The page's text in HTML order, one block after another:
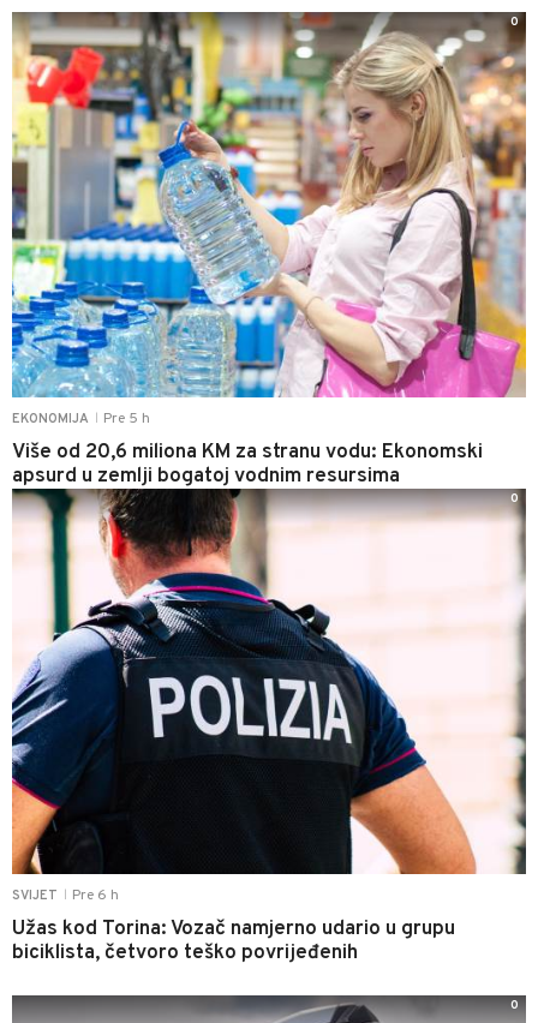
EKONOMIJA Pre 5 h
Više od 20,6 miliona KM za stranu vodu: Ekonomski
apsurd u zemlji bogatoj vodnim resursima
0
SVIJET Pre 6 h
Užas kod Torina: Vozač namjerno udario u grupu
biciklista, četvoro teško povrijeđenih
0
0